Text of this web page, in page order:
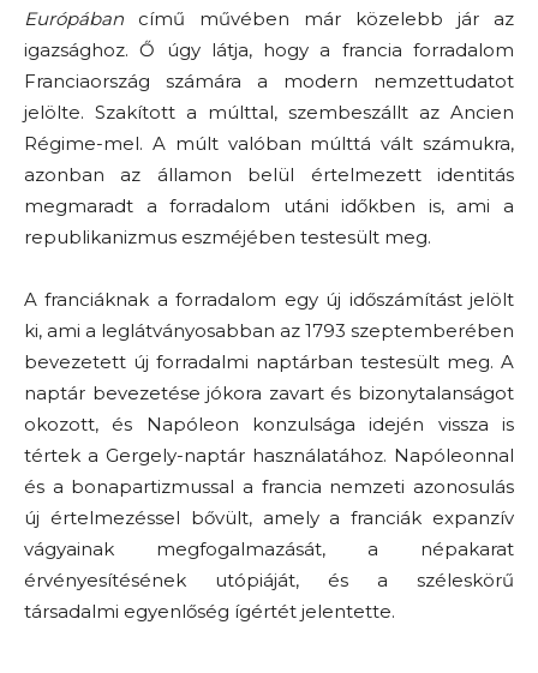
Európában című művében már közelebb jár az
igazsághoz. Ő úgy látja, hogy a francia forradalom
Franciaország számára a modern nemzettudatot
jelölte. Szakított a múlttal, szembeszállt az Ancien
Régime-mel. A múlt valóban múlttá vált számukra,
azonban az államon belül értelmezett identitás
megmaradt a forradalom utáni időkben is, ami a
republikanizmus eszméjében testesült meg.
A franciáknak a forradalom egy új időszámítást jelölt
ki, ami a leglátványosabban az 1793 szeptemberében
bevezetett új forradalmi naptárban testesült meg. A
naptár bevezetése jókora zavart és bizonytalanságot
okozott, és Napóleon konzulsága idején vissza is
tértek a Gergely-naptár használatához. Napóleonnal
és a bonapartizmussal a francia nemzeti azonosulás
új értelmezéssel bővült, amely a franciák expanzív
vágyainak megfogalmazását, a népakarat
érvényesítésének utópiáját, és a széleskörű
társadalmi egyenlőség ígértét jelentette.